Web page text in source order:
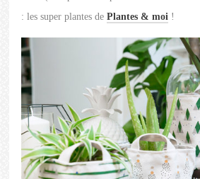
: les super plantes dePlantes & moi !